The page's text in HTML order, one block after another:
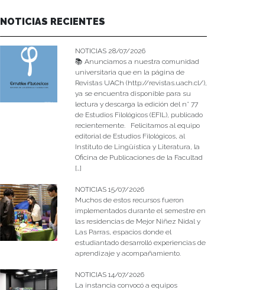
NOTICIAS RECIENTES
NOTICIAS 28/07/2026
📚 Anunciamos a nuestra comunidad
universitaria que en la página de
Revistas UACh (http://revistas.uach.cl/),
ya se encuentra disponible para su
lectura y descarga la edición del n° 77
de Estudios Filológicos (EFIL), publicado
recientemente. Felicitamos al equipo
editorial de Estudios Filológicos, al
Instituto de Lingüística y Literatura, la
Oficina de Publicaciones de la Facultad
[…]
NOTICIAS 15/07/2026
Muchos de estos recursos fueron
implementados durante el semestre en
las residencias de Mejor Niñez Nidal y
Las Parras, espacios donde el
estudiantado desarrolló experiencias de
aprendizaje y acompañamiento.
NOTICIAS 14/07/2026
La instancia convocó a equipos